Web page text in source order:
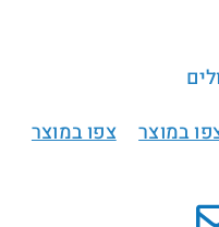
במוצר צפו במוצר